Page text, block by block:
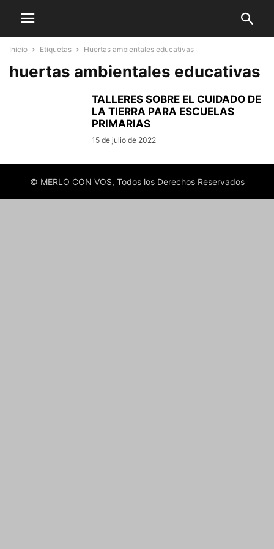
Inicio Etiquetas Huertas ambientales educativas
huertas ambientales educativas
TALLERES SOBRE EL CUIDADO DE
LA TIERRA PARA ESCUELAS
PRIMARIAS
15 de julio de 2022
© MERLO CON VOS, Todos los Derechos Reservados